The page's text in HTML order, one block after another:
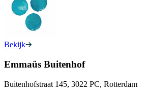
Bekijk
Emmaüs Buitenhof
Buitenhofstraat 145, 3022 PC, Rotterdam